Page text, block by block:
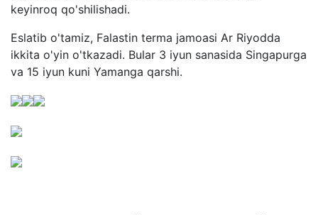
keyinroq qo'shilishadi.
Eslatib o'tamiz, Falastin terma jamoasi Ar Riyodda
ikkita o'yin o'tkazadi. Bular 3 iyun sanasida Singapurga
va 15 iyun kuni Yamanga qarshi.